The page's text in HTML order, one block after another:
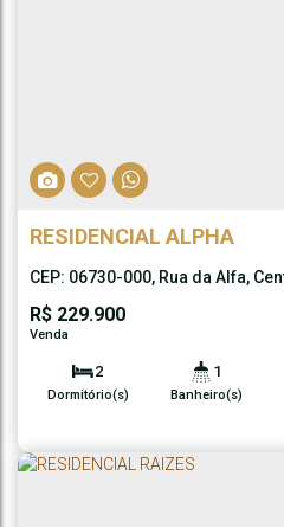
RESIDENCIAL ALPHA
R$ 229.900
CEP: 06730-000, Rua da Alfa,
2
Dormitório(s)
1
Banheiro(s)